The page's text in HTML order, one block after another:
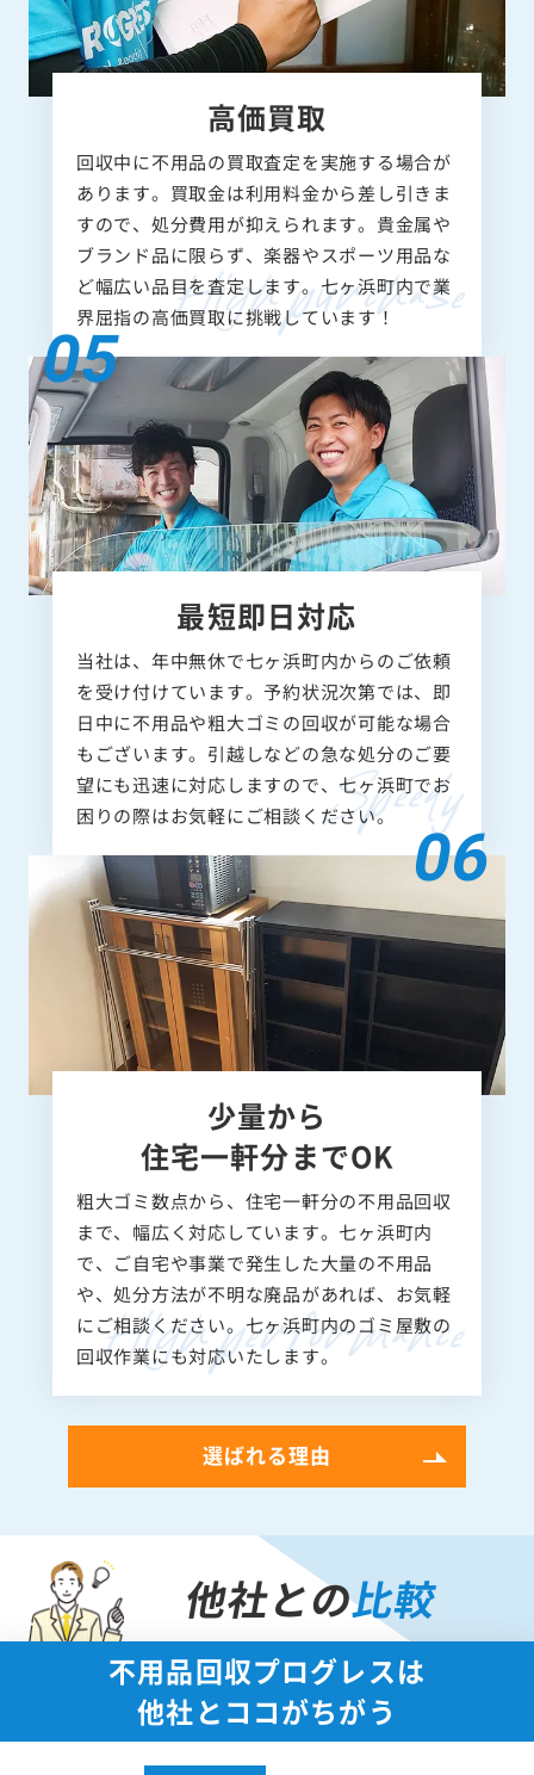
高価買取
回収中に不用品の買取査定を実施する場合が
あります。買取金は利用料金から差し引きま
すので、処分費用が抑えられます。貴金属や
ブランド品に限らず、楽器やスポーツ用品な
ど幅広い品目を査定します。七ヶ浜町内で業
界屈指の高価買取に挑戦しています！
最短即日対応
当社は、年中無休で七ヶ浜町内からのご依頼
を受け付けています。予約状況次第では、即
日中に不用品や粗大ゴミの回収が可能な場合
もございます。引越しなどの急な処分のご要
望にも迅速に対応しますので、七ヶ浜町でお
困りの際はお気軽にご相談ください。
少量から
住宅一軒分までOK
粗大ゴミ数点から、住宅一軒分の不用品回収
まで、幅広く対応しています。七ヶ浜町内
で、ご自宅や事業で発生した大量の不用品
や、処分方法が不明な廃品があれば、お気軽
にご相談ください。七ヶ浜町内のゴミ屋敷の
回収作業にも対応いたします。
選ばれる理由
他社との比較
不用品回収プログレスは
他社とココがちがう